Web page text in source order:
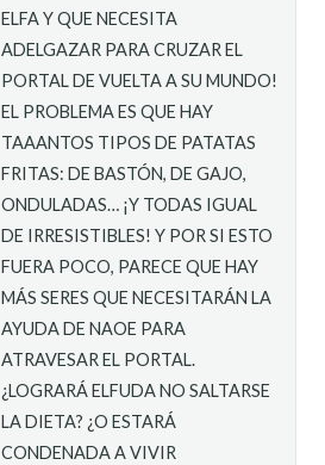
ELFA Y QUE NECESITA
ADELGAZAR PARA CRUZAR EL
PORTAL DE VUELTA A SU MUNDO!
EL PROBLEMA ES QUE HAY
TAAANTOS TIPOS DE PATATAS
FRITAS: DE BASTÓN, DE GAJO,
ONDULADAS… ¡Y TODAS IGUAL
DE IRRESISTIBLES! Y POR SI ESTO
FUERA POCO, PARECE QUE HAY
MÁS SERES QUE NECESITARÁN LA
AYUDA DE NAOE PARA
ATRAVESAR EL PORTAL.
¿LOGRARÁ ELFUDA NO SALTARSE
LA DIETA? ¿O ESTARÁ
CONDENADA A VIVIR